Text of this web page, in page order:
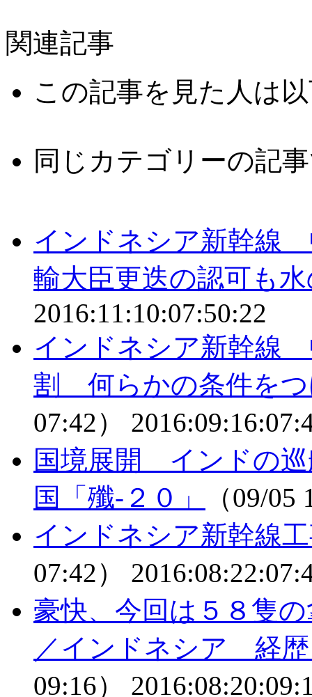
関連記事
この記事を見た人は
同じカテゴリーの記
インドネシア新幹線
輸大臣更迭の認可も
2016:11:10:07:50:22
インドネシア新幹線
割 何らかの条件をつ
07:42）
国境展開 インドの巡
国「殲-２０」
（09/
インドネシア新幹線
07:42）
豪快、今回は５８隻
／インドネシア 経
09:16）